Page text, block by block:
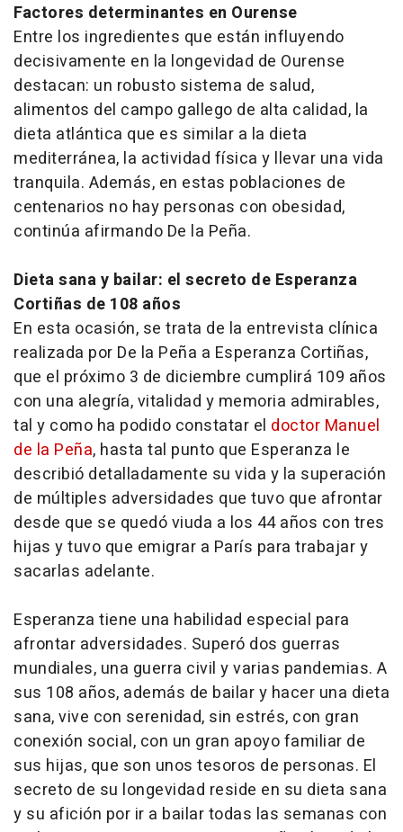
Factores determinantes en Ourense
Entre los ingredientes que están influyendo
decisivamente en la longevidad de Ourense
destacan: un robusto sistema de salud,
alimentos del campo gallego de alta calidad, la
dieta atlántica que es similar a la dieta
mediterránea, la actividad física y llevar una vida
tranquila. Además, en estas poblaciones de
centenarios no hay personas con obesidad,
continúa afirmando De la Peña.
Dieta sana y bailar: el secreto de Esperanza
Cortiñas de 108 años
En esta ocasión, se trata de la entrevista clínica
realizada por De la Peña a Esperanza Cortiñas,
que el próximo 3 de diciembre cumplirá 109 años
con una alegría, vitalidad y memoria admirables,
tal y como ha podido constatar el doctor Manuel
de la Peña, hasta tal punto que Esperanza le
describió detalladamente su vida y la superación
de múltiples adversidades que tuvo que afrontar
desde que se quedó viuda a los 44 años con tres
hijas y tuvo que emigrar a París para trabajar y
sacarlas adelante.
Esperanza tiene una habilidad especial para
afrontar adversidades. Superó dos guerras
mundiales, una guerra civil y varias pandemias. A
sus 108 años, además de bailar y hacer una dieta
sana, vive con serenidad, sin estrés, con gran
conexión social, con un gran apoyo familiar de
sus hijas, que son unos tesoros de personas. El
secreto de su longevidad reside en su dieta sana
y su afición por ir a bailar todas las semanas con